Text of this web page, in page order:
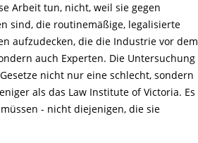
Arbeit tun, nicht, weil sie gegen
sind, die routinemäßige, legalisierte
aufzudecken, die die Industrie vor dem
auch Experten. Die Untersuchung
nicht nur eine schlecht, sondern
als das Law Institute of Victoria. Es
- nicht diejenigen, die sie